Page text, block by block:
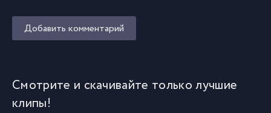
Добавить комментарий
Смотрите и скачивайте только лучшие
клипы!